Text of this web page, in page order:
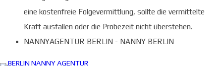
eine kostenfreie Folgevermittlung, sollte die vermittelte
Kraft ausfallen oder die Probezeit nicht überstehen.
NANNYAGENTUR BERLIN - NANNY BERLIN